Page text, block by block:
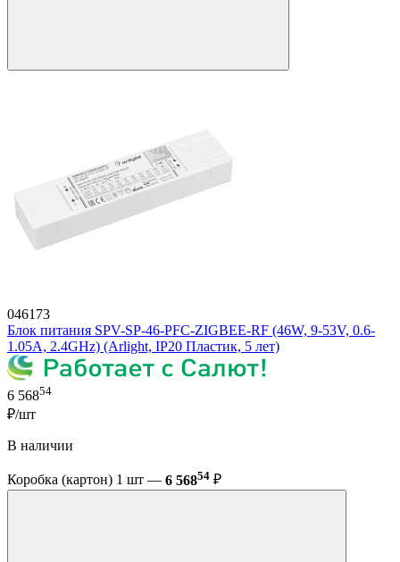
046173
Блок питания SPV-SP-46-PFC-ZIGBEE-RF (46W, 9-53V, 0.6-
1.05A, 2.4GHz) (Arlight, IP20 Пластик, 5 лет)
6 56854
₽/шт
В наличии
Коробка (картон) 1 шт — 6 56854 ₽